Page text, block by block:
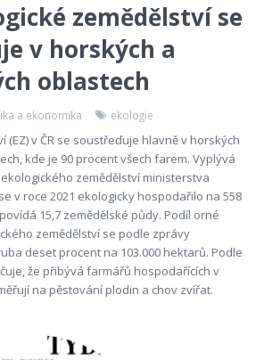
zemědělství se
v horských a
oblastech
a ekonomika ekologie
(EZ) v ČR se soustřeďuje hlavně v horských
kde je 90 procent všech farem. Vyplývá
zemědělství ministerstva
v roce 2021 ekologicky hospodařilo na 558
15,7 zemědělské půdy. Podíl orné
zemědělství se podle zprávy
deset procent na 103.000 hektarů. Podle
že přibývá farmářů hospodařících v
na pěstování plodin a chov zvířat.